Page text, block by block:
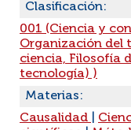
Clasificación:
001 (Ciencia y
Organización del
ciencia, Filosofía
tecnología) )
Materias:
Causalidad